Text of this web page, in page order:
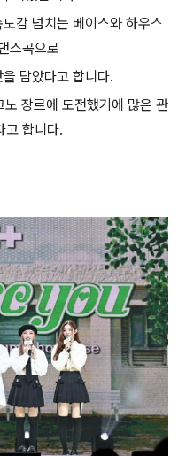
감 넘치는 베이스와 하우스
스곡으로
담았다고 합니다.
노 장르에 도전했기에 많은 관
고 합니다.